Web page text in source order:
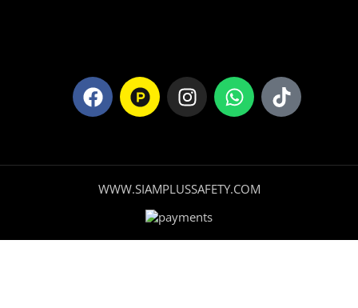
WWW.SIAMPLUSSAFETY.COM